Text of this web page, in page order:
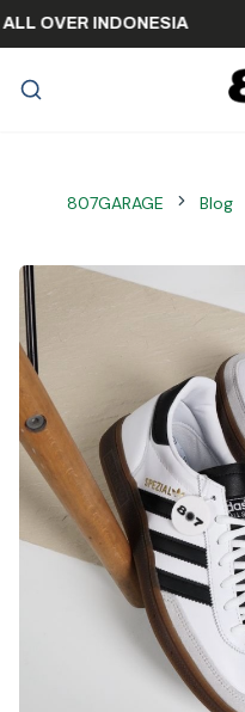
ALL OVER INDONESIA
807GARAGE Blog